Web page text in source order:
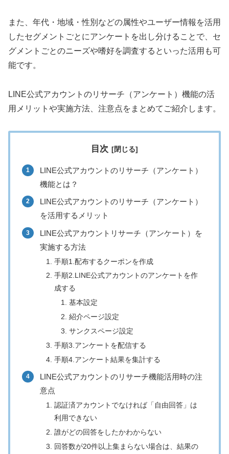
また、年代・地域・性別などの属性やユーザー情報を活用
したセグメントごとにアンケートを出し分けることで、セ
グメントごとのニーズや嗜好を調査するといった活用も可
能です。
LINE公式アカウントのリサーチ（アンケート）機能の活
用メリットや実施方法、注意点をまとめてご紹介します。
目次
LINE公式アカウントのリサーチ（アンケート）
機能とは？
LINE公式アカウントのリサーチ（アンケート）
を活用するメリット
LINE公式アカウントリサーチ（アンケート）を
実施する方法
手順1.配布するクーポンを作成
手順2.LINE公式アカウントのアンケートを作
成する
基本設定
紹介ページ設定
サンクスページ設定
手順3.アンケートを配信する
手順4.アンケート結果を集計する
LINE公式アカウントのリサーチ機能活用時の注
意点
認証済アカウントでなければ「自由回答」は
利用できない
誰がどの回答をしたかわからない
回答数が20件以上集まらない場合は、結果の